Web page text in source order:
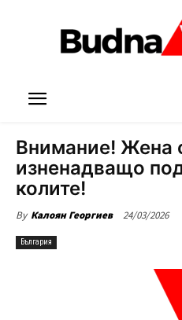
Внимание! Жена
изненадващо
колите!
By Калоян Георгиев 24/03/2026
България